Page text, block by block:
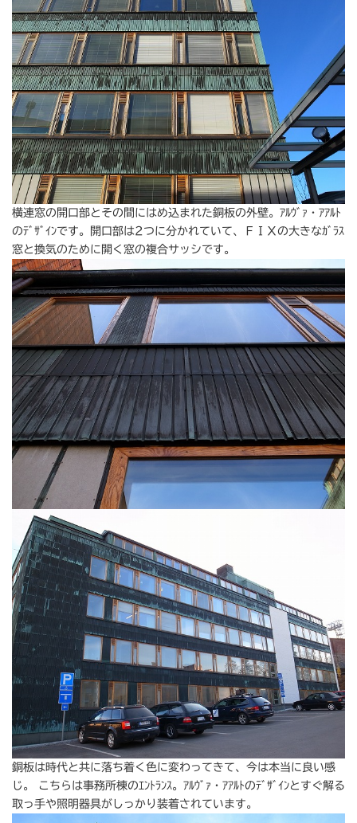
横連窓の開口部とその間にはめ込まれた銅板の外壁。ｱﾙｳﾞｧ・ｱｱﾙﾄ
のﾃﾞｻﾞｲﾝです。開口部は2つに分かれていて、ＦＩＸの大きなｶﾞﾗｽ
窓と換気のために開く窓の複合サッシです。
銅板は時代と共に落ち着く色に変わってきて、今は本当に良い感
じ。 こちらは事務所棟のｴﾝﾄﾗﾝｽ。ｱﾙｳﾞｧ・ｱｱﾙﾄのﾃﾞｻﾞｲﾝとすぐ解る
取っ手や照明器具がしっかり装着されています。